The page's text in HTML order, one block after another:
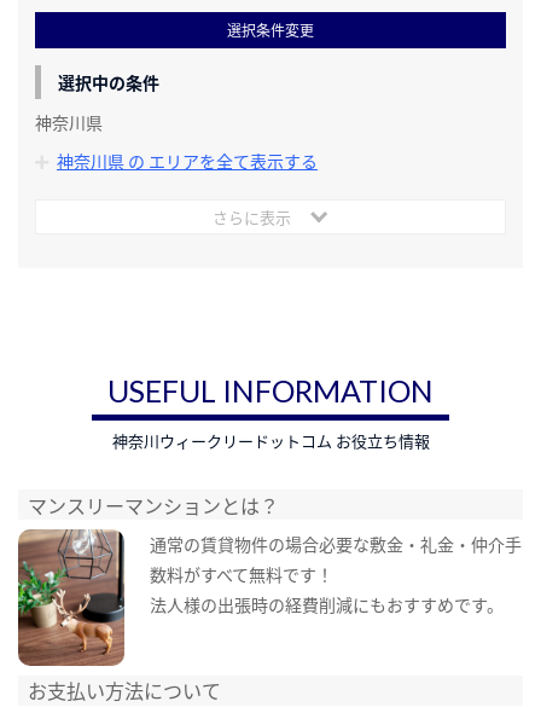
選択条件変更
選択中の条件
神奈川県
神奈川県 の エリアを全て表示する
さらに表示
USEFUL INFORMATION
神奈川ウィークリードットコム お役立ち情報
マンスリーマンションとは？
通常の賃貸物件の場合必要な敷金・礼金・仲介手
数料がすべて無料です！
法人様の出張時の経費削減にもおすすめです。
お支払い方法について